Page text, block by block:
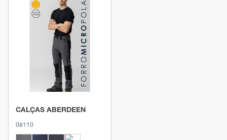
Ver produto
CALÇAS ABERDEEN
08110